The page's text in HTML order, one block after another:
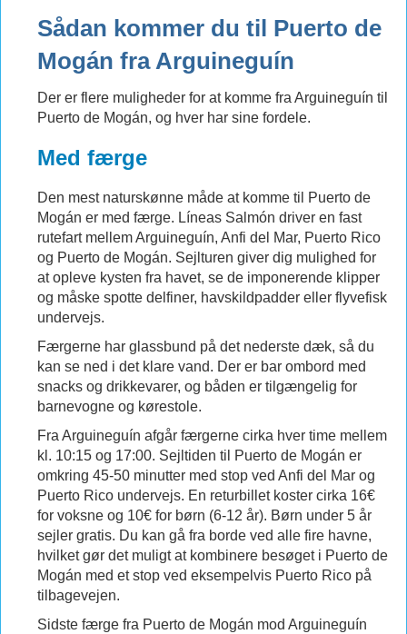
Sådan kommer du til Puerto de
Mogán fra Arguineguín
Der er flere muligheder for at komme fra Arguineguín til
Puerto de Mogán, og hver har sine fordele.
Med færge
Den mest naturskønne måde at komme til Puerto de
Mogán er med færge. Líneas Salmón driver en fast
rutefart mellem Arguineguín, Anfi del Mar, Puerto Rico
og Puerto de Mogán. Sejlturen giver dig mulighed for
at opleve kysten fra havet, se de imponerende klipper
og måske spotte delfiner, havskildpadder eller flyvefisk
undervejs.
Færgerne har glassbund på det nederste dæk, så du
kan se ned i det klare vand. Der er bar ombord med
snacks og drikkevarer, og båden er tilgængelig for
barnevogne og kørestole.
Fra Arguineguín afgår færgerne cirka hver time mellem
kl. 10:15 og 17:00. Sejltiden til Puerto de Mogán er
omkring 45-50 minutter med stop ved Anfi del Mar og
Puerto Rico undervejs. En returbillet koster cirka 16€
for voksne og 10€ for børn (6-12 år). Børn under 5 år
sejler gratis. Du kan gå fra borde ved alle fire havne,
hvilket gør det muligt at kombinere besøget i Puerto de
Mogán med et stop ved eksempelvis Puerto Rico på
tilbagevejen.
Sidste færge fra Puerto de Mogán mod Arguineguín